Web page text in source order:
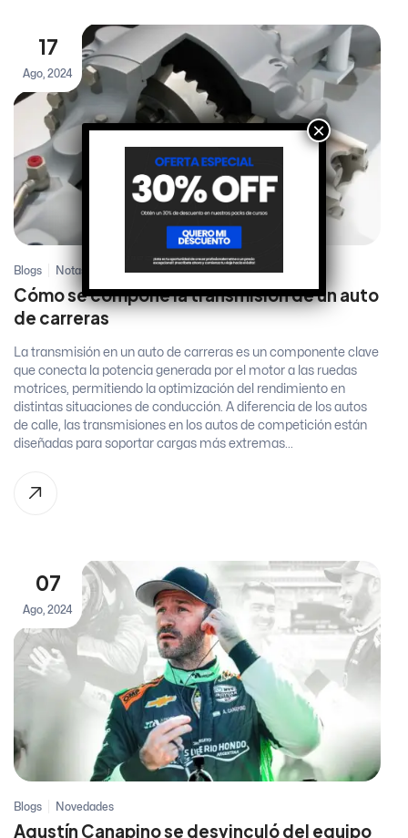
17
Ago, 2024
Blogs Notas técnicas
Cómo se compone la transmisión de un auto
de carreras
La transmisión en un auto de carreras es un componente clave
que conecta la potencia generada por el motor a las ruedas
motrices, permitiendo la optimización del rendimiento en
distintas situaciones de conducción. A diferencia de los autos
de calle, las transmisiones en los autos de competición están
diseñadas para soportar cargas más extremas...
07
Ago, 2024
Blogs Novedades
Agustín Canapino se desvinculó del equipo
×